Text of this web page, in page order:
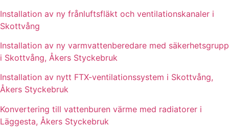
Installation av ny frånluftsfläkt och ventilationskanaler i
Skottvång
Installation av ny varmvattenberedare med säkerhetsgrupp
i Skottvång, Åkers Styckebruk
Installation av nytt FTX-ventilationssystem i Skottvång,
Åkers Styckebruk
Konvertering till vattenburen värme med radiatorer i
Läggesta, Åkers Styckebruk